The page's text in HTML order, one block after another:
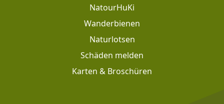
Footer: Meta Navigation
NatourHuKi
Wanderbienen
Naturlotsen
Schäden melden
Karten & Broschüren